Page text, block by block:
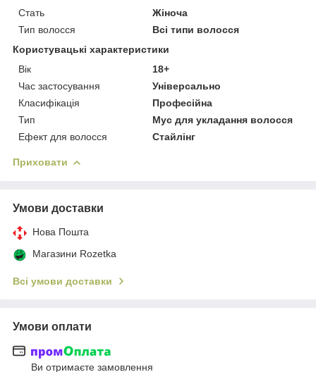
Стать
Жіноча
Тип волосся
Всі типи волосся
Користувацькі характеристики
Вік
18+
Час застосування
Універсально
Класифікація
Професійна
Тип
Мус для укладання волосся
Ефект для волосся
Стайлінг
Приховати
Умови доставки
Нова Пошта
Магазини Rozetka
Всі умови доставки
Умови оплати
Ви отримаєте замовлення